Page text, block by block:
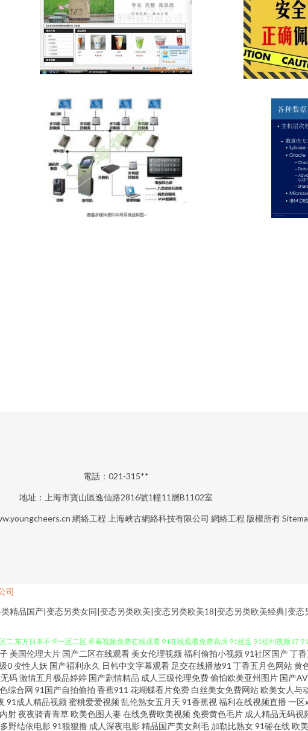
電話：021-315**
地址：上海市寶山區逸仙路2816號1幢11層B1102室
網絡工程 上海峽古網絡科技有限公司 網絡工程 版權所有
司
精品国产|变态另类女同|变态另类欧美|变态另类欧美18|变态另类欧美经典|变态
色社区 成人77网站 91熊貓 91熟女热 91人妻碰碰碰 av热韩网 日屄导航 91久大香蕉 草莓视
东方日本不卡一区二区 草莓视频免费在线观看 91在线观看免费高清 91丝足 91福利视频17
品福利入口 影音先锋无码AV 亚洲色色婷婷 日韩综合网址 青娱乐国产十区 九九伦理免费宅男
美国伦理大片 国产二区在线观看 美女伦理视频 福利偷拍小视频 91社区国产丁
0变性人妖 国产福利永久 日韩中文字幕观看 足交在线播放91 丁香五月色网站黄
码激情五月极品婷婷 国产剧情精品 成人三级伦理免费偷怕欧美亚州图片 国产
综合网 91国产自拍偷拍 香蕉911 花蝴蝶看片免费 白丝美女免费网站欧美女人与
91成人精品视频 蜜桃爱爱视频 乱伦熟女五月天 91香蕉视福利在线视频直播 一区
射夜夜骑青青草欧美色图人妻在线免费欧美视频 免费黄色毛片 成人精品无码视
野结依电影91狠狠撸 成人深夜电影精品国产美女剃毛 加勒比熟女91碰在线欧